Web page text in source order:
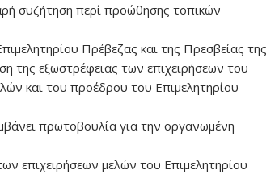
συζήτηση περί προώθησης τοπικών
Πρέβεζας και της Πρεσβείας της
της εξωστρέφειας των επιχειρήσεων του
και του προέδρου του Επιμελητηρίου
πρωτοβουλία για την οργανωμένη
επιχειρήσεων μελών του Επιμελητηρίου